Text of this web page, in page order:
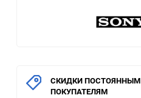
СКИДКИ ПОСТОЯННЫМ
ПОКУПАТЕЛЯМ